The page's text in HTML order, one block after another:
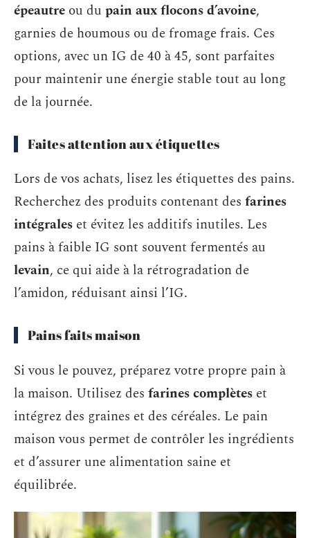
épeautre ou du pain aux flocons d’avoine,
garnies de houmous ou de fromage frais. Ces
options, avec un IG de 40 à 45, sont parfaites
pour maintenir une énergie stable tout au long
de la journée.
Faites attention aux étiquettes
Lors de vos achats, lisez les étiquettes des pains.
Recherchez des produits contenant des farines
intégrales et évitez les additifs inutiles. Les
pains à faible IG sont souvent fermentés au
levain, ce qui aide à la rétrogradation de
l’amidon, réduisant ainsi l’IG.
Pains faits maison
Si vous le pouvez, préparez votre propre pain à
la maison. Utilisez des farines complètes et
intégrez des graines et des céréales. Le pain
maison vous permet de contrôler les ingrédients
et d’assurer une alimentation saine et
équilibrée.